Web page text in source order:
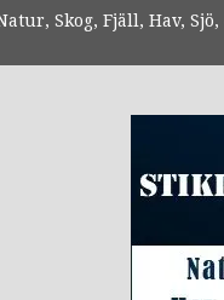
Skog, Fjäll, Hav, Sjö,